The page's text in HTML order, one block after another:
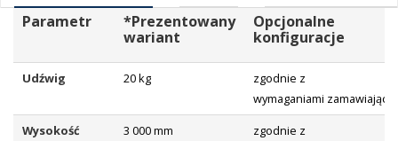
Parametr
*Prezentowany
wariant
Opcjonalne
konfiguracje
Udźwig 20 kg
zgodnie z
wymaganiami
Wysokość
3 000 mm
zgodnie z